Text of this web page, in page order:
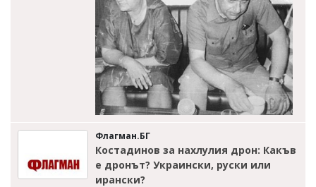
Флагман.БГ
Костадинов за нахлулия дрон: Какъв
е дронът? Украински, руски или
ирански?